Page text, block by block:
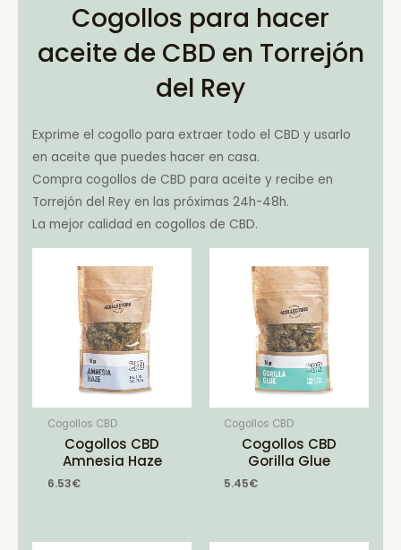
Cogollos para hacer
aceite de CBD en Torrejón
del Rey
Exprime el cogollo para extraer todo el CBD y usarlo
en aceite que puedes hacer en casa.
Compra cogollos de CBD para aceite y recibe en
Torrejón del Rey en las próximas 24h-48h.
La mejor calidad en cogollos de CBD.
Cogollos CBD
Cogollos CBD
Amnesia Haze
6.53€
Cogollos CBD
Cogollos CBD
Gorilla Glue
5.45€